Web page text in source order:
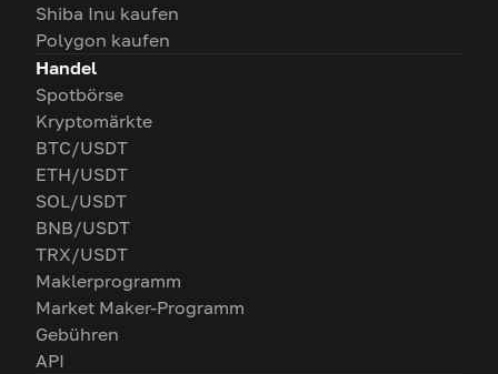
Shiba Inu kaufen
Polygon kaufen
Handel
Spotbörse
Kryptomärkte
BTC/USDT
ETH/USDT
SOL/USDT
BNB/USDT
TRX/USDT
Maklerprogramm
Market Maker-Programm
Gebühren
API